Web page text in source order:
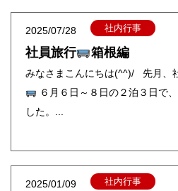
2025/07/28 社内行事
社員旅行 箱根編
みなさまこんにちは(^^)/ 先月、
６月６日～８日の２泊３日で
した。...
2025/01/09 社内行事